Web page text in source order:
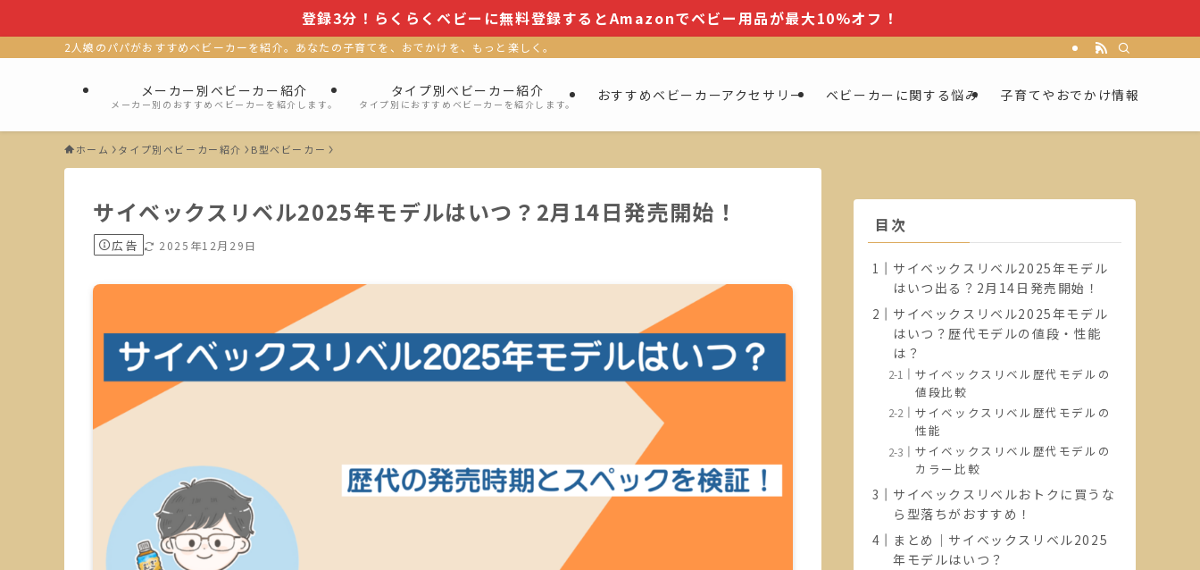
登録3分！らくらくベビーに無料登録するとAmazonでベビー用品が最大10%オフ！
2人娘のパパがおすすめベビーカーを紹介。あなたの子育てを、おでかけを、もっと楽しく。
メーカー別ベビーカー紹介
メーカー別のおすすめベビーカーを紹介します。
タイプ別ベビーカー紹介
タイプ別におすすめベビーカーを紹介します。
おすすめベビーカーアクセサリー ベビーカーに関する悩み 子育てやおでかけ情報
ホーム タイプ別ベビーカー紹介 B型ベビーカー
サイベックスリベル2025年モデルはいつ？2月14日発売開始！
広告 2025年12月29日
目次
サイベックスリベル2025年モデル
はいつ出る？2月14日発売開始！
サイベックスリベル2025年モデル
はいつ？歴代モデルの値段・性能
は？
サイベックスリベル歴代モデルの
値段比較
サイベックスリベル歴代モデルの
性能
サイベックスリベル歴代モデルの
カラー比較
サイベックスリベルおトクに買うな
ら型落ちがおすすめ！
まとめ｜サイベックスリベル2025
年モデルはいつ？